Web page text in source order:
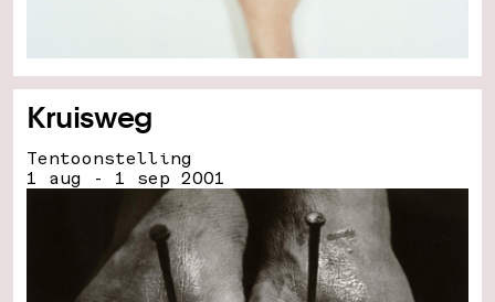
Kruisweg
Tentoonstelling
1 aug - 1 sep 2001